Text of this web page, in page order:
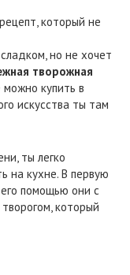
но не хочет
творожная
купить в
искусства ты там
ты легко
на кухне. В первую
помощью они с
который